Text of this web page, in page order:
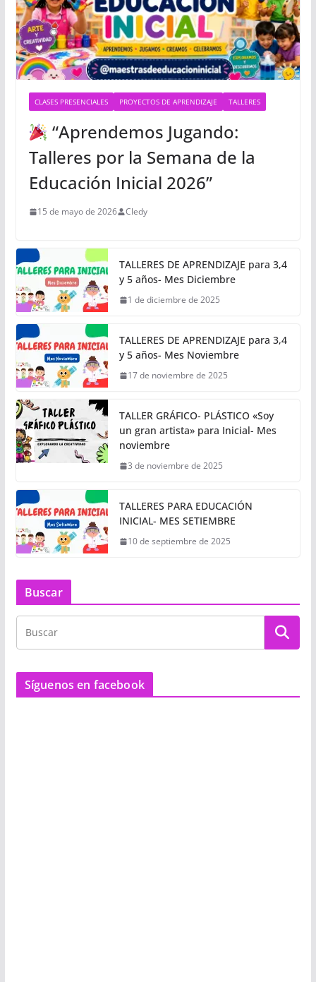
CLASES PRESENCIALES PROYECTOS DE APRENDIZAJE TALLERES
“Aprendemos Jugando:
Talleres por la Semana de la
Educación Inicial 2026”
15 de mayo de 2026 Cledy
TALLERES DE APRENDIZAJE para 3,4
y 5 años- Mes Diciembre
1 de diciembre de 2025
TALLERES DE APRENDIZAJE para 3,4
y 5 años- Mes Noviembre
17 de noviembre de 2025
TALLER GRÁFICO- PLÁSTICO «Soy
un gran artista» para Inicial- Mes
noviembre
3 de noviembre de 2025
TALLERES PARA EDUCACIÓN
INICIAL- MES SETIEMBRE
10 de septiembre de 2025
Buscar
Síguenos en facebook